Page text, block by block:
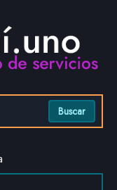
Buscar